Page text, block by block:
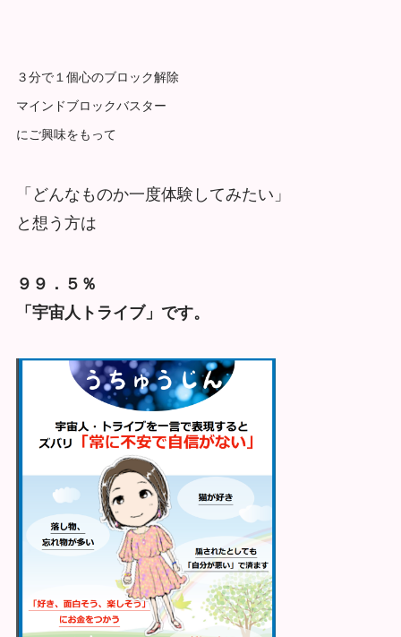
３分で１個心のブロック解除
マインドブロックバスター
にご興味をもって
「どんなものか一度体験してみたい」
と想う方は
９９．５％
「宇宙人トライブ」です。